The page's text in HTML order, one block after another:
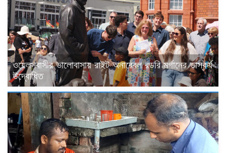
ওয়েলসবাসীর ভালোবাসায় রাইট অনারেবল রডরি মর্গানের ভাস্কর্য
উদ্বোধিত